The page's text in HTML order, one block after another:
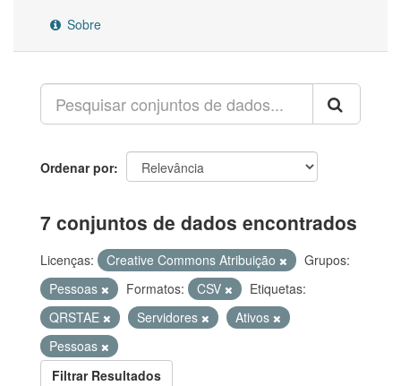
Sobre
Ordenar por
7 conjuntos de dados encontrados
Licenças: Creative Commons Atribuição
Grupos:
Pessoas
Formatos: CSV
Etiquetas:
QRSTAE
Servidores
Ativos
Pessoas
Filtrar Resultados